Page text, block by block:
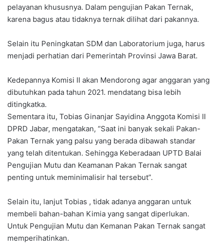
pelayanan khususnya. Dalam pengujian Pakan Ternak,
karena bagus atau tidaknya ternak dilihat dari pakannya.
Selain itu Peningkatan SDM dan Laboratorium juga, harus
menjadi perhatian dari Pemerintah Provinsi Jawa Barat.
Kedepannya Komisi II akan Mendorong agar anggaran yang
dibutuhkan pada tahun 2021. mendatang bisa lebih
ditingkatka.
Sementara itu, Tobias Ginanjar Sayidina Anggota Komisi II
DPRD Jabar, mengatakan, “Saat ini banyak sekali Pakan-
Pakan Ternak yang palsu yang berada dibawah standar
yang telah ditentukan. Sehingga Keberadaan UPTD Balai
Pengujian Mutu dan Keamanan Pakan Ternak sangat
penting untuk meminimalisir hal tersebut”.
Selain itu, lanjut Tobias , tidak adanya anggaran untuk
membeli bahan-bahan Kimia yang sangat diperlukan.
Untuk Pengujian Mutu dan Kemanan Pakan Ternak sangat
memperihatinkan.